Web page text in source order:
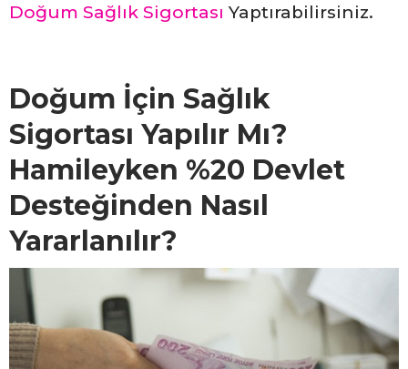
Doğum Sağlık Sigortası Yaptırabilirsiniz.
Doğum İçin Sağlık
Sigortası Yapılır Mı?
Hamileyken %20 Devlet
Desteğinden Nasıl
Yararlanılır?